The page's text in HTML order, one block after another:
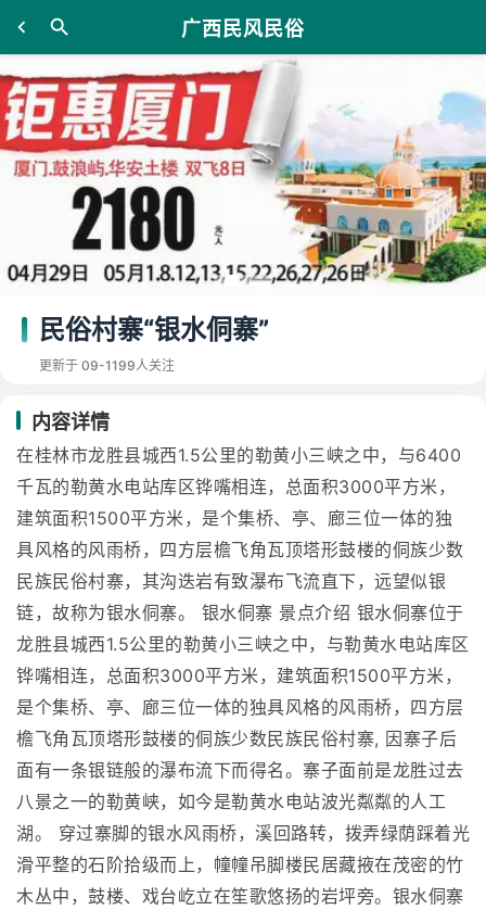
广西民风民俗
民俗村寨“银水侗寨”
更新于 09-1199人关注
内容详情
在桂林市龙胜县城西1.5公里的勒黄小三峡之中，与6400
千瓦的勒黄水电站库区铧嘴相连，总面积3000平方米，
建筑面积1500平方米，是个集桥、亭、廊三位一体的独
具风格的风雨桥，四方层檐飞角瓦顶塔形鼓楼的侗族少数
民族民俗村寨，其沟迭岩有致瀑布飞流直下，远望似银
链，故称为银水侗寨。 银水侗寨 景点介绍 银水侗寨位于
龙胜县城西1.5公里的勒黄小三峡之中，与勒黄水电站库区
铧嘴相连，总面积3000平方米，建筑面积1500平方米，
是个集桥、亭、廊三位一体的独具风格的风雨桥，四方层
檐飞角瓦顶塔形鼓楼的侗族少数民族民俗村寨, 因寨子后
面有一条银链般的瀑布流下而得名。寨子面前是龙胜过去
八景之一的勒黄峡，如今是勒黄水电站波光粼粼的人工
湖。 穿过寨脚的银水风雨桥，溪回路转，拨弄绿荫踩着光
滑平整的石阶拾级而上，幢幢吊脚楼民居藏掖在茂密的竹
木丛中，鼓楼、戏台屹立在笙歌悠扬的岩坪旁。银水侗寨